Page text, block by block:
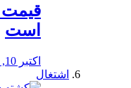
قیمت
است
اکتبر 10, 2019
اشتغال